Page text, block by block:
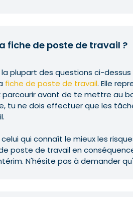
fiche de poste de travail ?
la plupart des questions ci-
fiche de poste de travail. Elle
parcourir avant de te mettre au
tu ne dois effectuer que les
qui connaît le mieux les
poste de travail en
N'hésite pas à demander